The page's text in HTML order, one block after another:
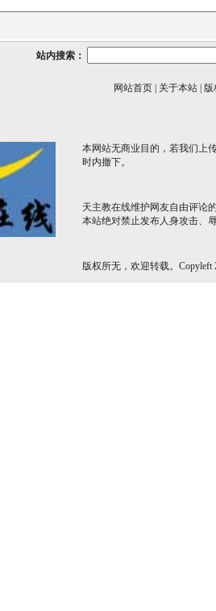
站内搜索：
网站首页 关于本站 版
本网站无商业目的，若我们上
时内撤下。
天主教在线维护网友自由评论
本站绝对禁止发布人身攻击、
版权所无，欢迎转载。